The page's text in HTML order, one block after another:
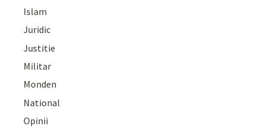
Islam
Juridic
Justitie
Militar
Monden
National
Opinii